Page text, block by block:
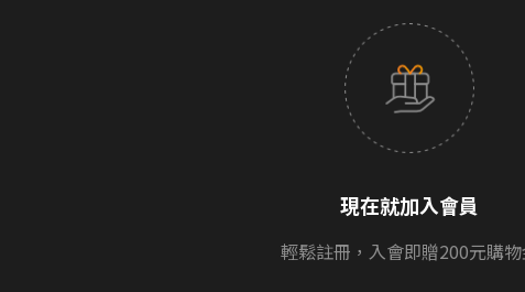
現在就加入會員
輕鬆註冊，入會即贈200元購